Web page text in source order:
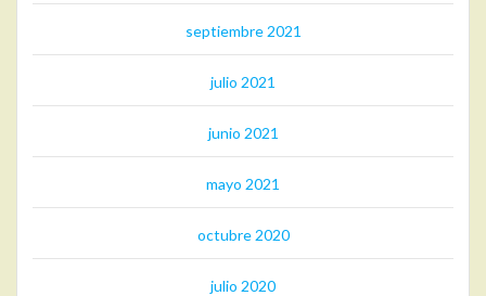
septiembre 2021
julio 2021
junio 2021
mayo 2021
octubre 2020
julio 2020